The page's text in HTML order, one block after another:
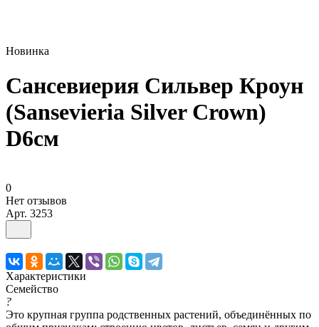
Новинка
Сансевиерия Сильвер Кроун
(Sansevieria Silver Crown)
D6см
0
Нет отзывов
Арт. 3253
Характеристики
Семейство
?
Это крупная группа родственных растений, объединённых по